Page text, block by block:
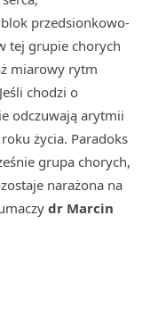
przedsionkowo-
tej grupie chorych
miarowy rytm
chodzi o
odczuwają arytmii
życia. Paradoks
grupa chorych,
narażona na
dr Marcin